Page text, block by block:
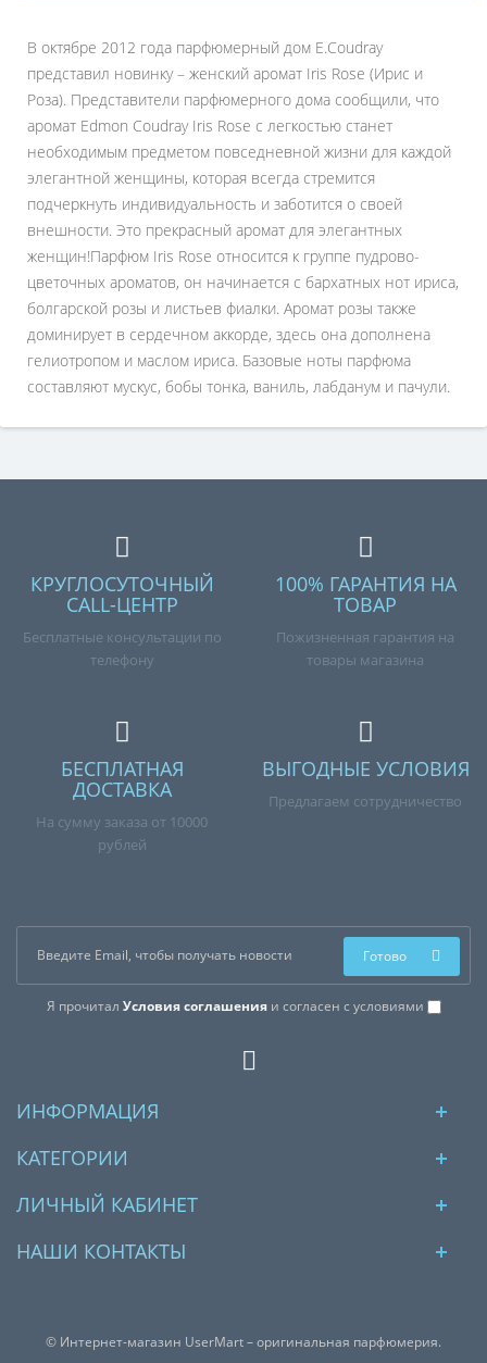
В октябре 2012 года парфюмерный дом E.Coudray
представил новинку – женский аромат Iris Rose (Ирис и
Роза). Представители парфюмерного дома сообщили, что
аромат Edmon Coudray Iris Rose с легкостью станет
необходимым предметом повседневной жизни для каждой
элегантной женщины, которая всегда стремится
подчеркнуть индивидуальность и заботится о своей
внешности. Это прекрасный аромат для элегантных
женщин!Парфюм Iris Rose относится к группе пудрово-
цветочных ароматов, он начинается с бархатных нот ириса,
болгарской розы и листьев фиалки. Аромат розы также
доминирует в сердечном аккорде, здесь она дополнена
гелиотропом и маслом ириса. Базовые ноты парфюма
составляют мускус, бобы тонка, ваниль, лабданум и пачули.
КРУГЛОСУТОЧНЫЙ
CALL-ЦЕНТР
Бесплатные консультации по
телефону
100% ГАРАНТИЯ НА
ТОВАР
Пожизненная гарантия на
товары магазина
БЕСПЛАТНАЯ
ДОСТАВКА
На сумму заказа от 10000
рублей
ВЫГОДНЫЕ УСЛОВИЯ
Предлагаем сотрудничество
Я прочитал Условия соглашенияи согласен с условиями
Готово
ИНФОРМАЦИЯ
КАТЕГОРИИ
ЛИЧНЫЙ КАБИНЕТ
НАШИ КОНТАКТЫ
© Интернет-магазин UserMart – оригинальная парфюмерия.